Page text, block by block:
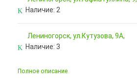
Наличие: 2
Лениногорск, ул.Кутузова, 9А,
Наличие: 3
Полное описание